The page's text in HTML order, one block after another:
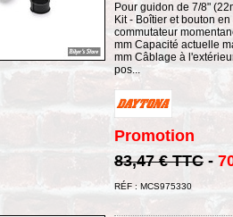
Pour guidon de 7/8"
Kit - Boîtier et bouton
commutateur
mm Capacité actuelle
mm Câblage à
pos...
Promotion
83,47 € TTC -
RÉF : MCS975330